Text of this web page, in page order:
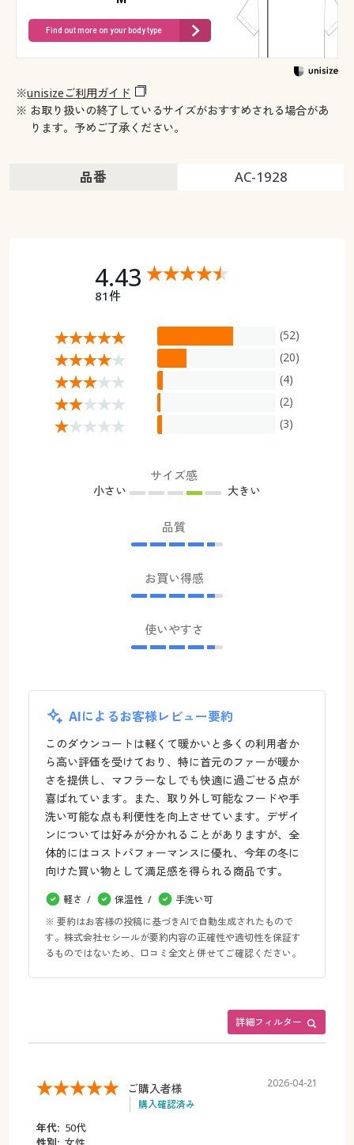
Find out more on your body type
※unisizeご利用ガイド
※ お取り扱いの終了しているサイズがおすすめされる場合があ
ります。予めご了承ください。
品番 AC-1928
4.43
81件
(52)
(20)
(4)
(2)
(3)
サイズ感
小さい 大きい
品質
お買い得感
使いやすさ
AIによるお客様レビュー要約
このダウンコートは軽くて暖かいと多くの利用者か
ら高い評価を受けており、特に首元のファーが暖か
さを提供し、マフラーなしでも快適に過ごせる点が
喜ばれています。また、取り外し可能なフードや手
洗い可能な点も利便性を向上させています。デザイ
ンについては好みが分かれることがありますが、全
体的にはコストパフォーマンスに優れ、今年の冬に
向けた買い物として満足感を得られる商品です。
軽さ 保温性
手洗い可
※ 要約はお客様の投稿に基づきAIで自動生成されたもので
す。株式会社セシールが要約内容の正確性や適切性を保証す
るものではないため、口コミ全文と併せてご確認ください。
詳細フィルター
ご購入者様
購入確認済み
2026-04-21
年代: 50代